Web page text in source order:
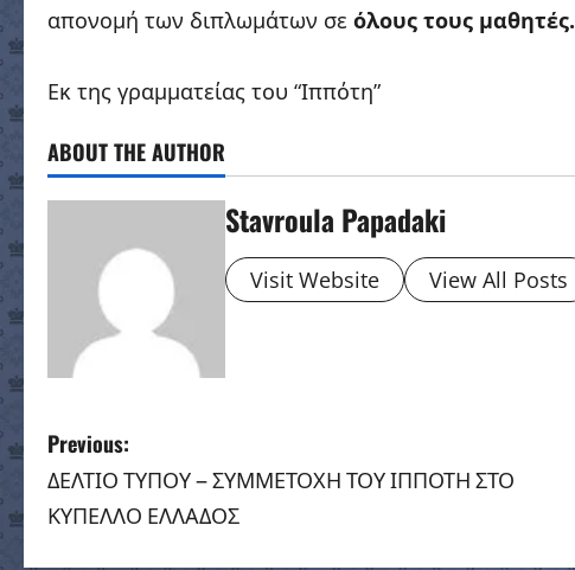
απονομή των διπλωμάτων σε όλους τους μαθητές.
Εκ της γραμματείας του “Ιππότη”
ABOUT THE AUTHOR
Stavroula Papadaki
Visit Website View All Posts
P
o
Previous:
ΔΕΛΤΙΟ ΤΥΠΟΥ – ΣΥΜΜΕΤΟΧΗ ΤΟΥ ΙΠΠΟΤΗ ΣΤΟ
ΚΥΠΕΛΛΟ ΕΛΛΑΔΟΣ